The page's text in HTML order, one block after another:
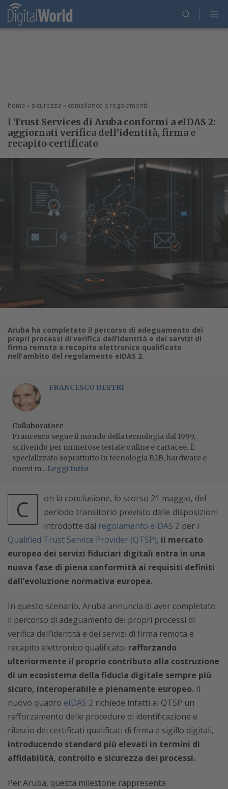
home » sicurezza » compliance e regolamenti
I Trust Services di Aruba conformi a eIDAS 2:
aggiornati verifica dell’identità, firma e
recapito certificato
Aruba ha completato il percorso di adeguamento dei
propri processi di verifica dell’identità e dei servizi di
firma remota e recapito elettronico qualificato
nell'ambito del regolamento eIDAS 2.
FRANCESCO DESTRI
Collaboratore
Francesco segue il mondo della tecnologia dal 1999,
scrivendo per numerose testate online e cartacee. È
specializzato soprattutto in tecnologia B2B, hardware e
nuovi m... Leggi tutto
C
on la conclusione, lo scorso 21 maggio, del
periodo transitorio previsto dalle disposizioni
introdotte dal regolamento eIDAS 2 per i
Qualified Trust Service Provider (QTSP), il mercato
europeo dei servizi fiduciari digitali entra in una
nuova fase di piena conformità ai requisiti definiti
dall’evoluzione normativa europea.
In questo scenario, Aruba annuncia di aver completato
il percorso di adeguamento dei propri processi di
verifica dell’identità e dei servizi di firma remota e
recapito elettronico qualificato, rafforzando
ulteriormente il proprio contributo alla costruzione
di un ecosistema della fiducia digitale sempre più
sicuro, interoperabile e pienamente europeo. Il
nuovo quadro eIDAS 2 richiede infatti ai QTSP un
rafforzamento delle procedure di identificazione e
rilascio dei certificati qualificati di firma e sigillo digitali,
introducendo standard più elevati in termini di
affidabilità, controllo e sicurezza dei processi.
Per Aruba, questa milestone rappresenta